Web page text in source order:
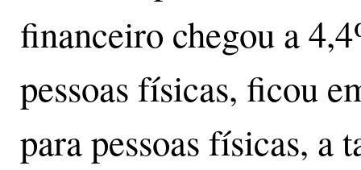
financeiro chegou a
pessoas físicas, ficou
para pessoas físicas, a